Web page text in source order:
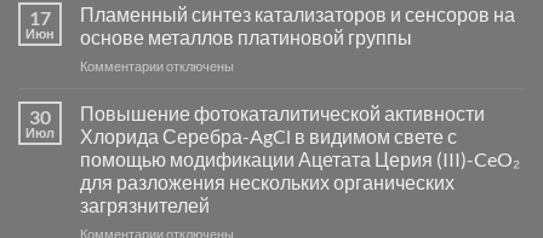
17
Июн
Пламенный синтез катализаторов и сенсоров на
основе металлов платиновой группы
Комментариик
Пламенный
синтез
катализаторов
и
сенсоров
на
основе
отключены
30
Июл
Повышение фотокаталитической активности
Хлорида Серебра-AgCl в видимом свете с
помощью модификации Ацетата Церия (III)-CeO₂
для разложения нескольких органических
загрязнителей
Комментариикотключены